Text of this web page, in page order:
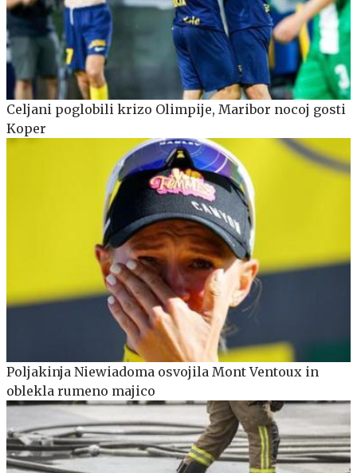
Celjani poglobili krizo Olimpije, Maribor nocoj gosti
Koper
Poljakinja Niewiadoma osvojila Mont Ventoux in
oblekla rumeno majico